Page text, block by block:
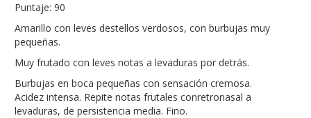
Puntaje: 90
Amarillo con leves destellos verdosos, con burbujas muy
pequeñas.
Muy frutado con leves notas a levaduras por detrás.
Burbujas en boca pequeñas con sensación cremosa.
Acidez intensa. Repite notas frutales conretronasal a
levaduras, de persistencia media. Fino.